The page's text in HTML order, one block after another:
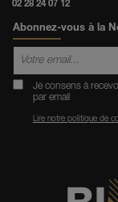
02 28 24 07 12
Abonnez-vous à la
Je consens à
par email
Lire notre politique de